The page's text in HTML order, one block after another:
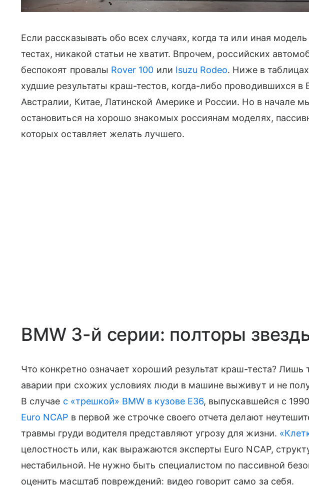
Если рассказывать обо всех случаях, когда та или иная
тестах, никакой статьи не хватит. Впрочем, российских
беспокоят провалы Rover 100 или Isuzu Rodeo. Ниже в
худшие результаты краш-тестов, когда-либо проводившихся
Австралии, Китае, Латинской Америке и России. Но в начале
остановиться на хорошо знакомых россиянам моделях,
которых оставляет желать лучшего.
BMW 3-й серии: полторы
Что конкретно означает хороший результат краш-теста? Лишь
аварии при схожих условиях люди в машине выживут и не
В случае c «трешкой» BMW в кузове E36, выпускавшейся с
Euro NCAP в первой же строчке своего отчета делают
травмы груди водителя представляют угрозу для жизни.
целостность или, как выражаются эксперты Euro NCAP,
нестабильной. Не нужно быть специалистом по пассивной
оценить масштаб повреждений: видео говорит само за себя.